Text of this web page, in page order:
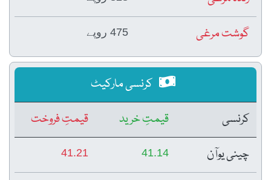
گوشت مرغی 475 روپے
کرنسی مارکیٹ
کرنسی
قیمتِ خرید
قیمتِ فروخت
چینی یوآن
41.14
41.21